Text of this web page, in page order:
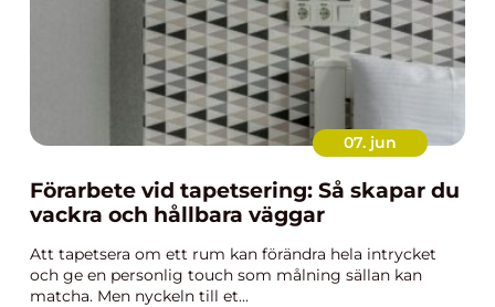
07. jun
Förarbete vid tapetsering: Så skapar du
vackra och hållbara väggar
Att tapetsera om ett rum kan förändra hela intrycket
och ge en personlig touch som målning sällan kan
matcha. Men nyckeln till et...